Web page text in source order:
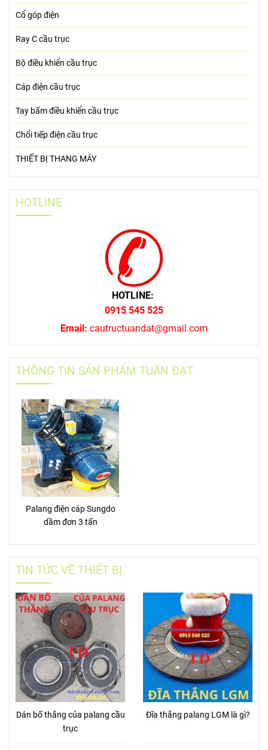
Cổ góp điện
Ray C cầu trục
Bộ điều khiển cầu trục
Cáp điện cầu trục
Tay bấm điều khiển cầu trục
Chổi tiếp điện cầu trục
THIẾT BỊ THANG MÁY
HOTLINE
HOTLINE:
0915 545 525
Email: cautructuandat@gmail.com
THÔNG TIN SẢN PHẨM TUẤN ĐẠT
Palang điện cáp Sungdo
dầm đơn 3 tấn
TIN TỨC VỀ THIẾT BỊ
Dán bố thắng của palang cầu
trục
Đĩa thắng palang LGM là gì?